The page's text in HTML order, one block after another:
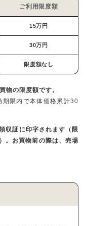
ご利用限度額
15万円
30万円
限度額なし
物の限度額です。
期限内で本体価格累計30
収証に印字されます（限
。お買物前の際は、売場